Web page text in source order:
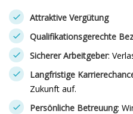
Attraktive Vergütung
Qualifikationsgerechte
Sicherer Arbeitgeber:
Langfristige
Zukunft auf.
Persönliche Betreuung: